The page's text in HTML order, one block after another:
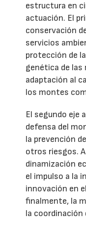
estructura en
actuación. El
conservación
servicios
protección de
genética de
adaptación al
los montes
El segundo eje
defensa del
la prevención
otros riesgos.
dinamización
el impulso a la
innovación en
finalmente, la
la